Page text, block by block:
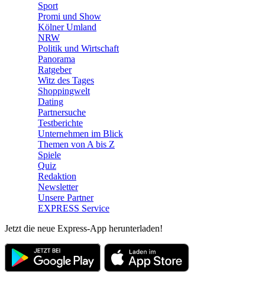
Sport
Promi und Show
Kölner Umland
NRW
Politik und Wirtschaft
Panorama
Ratgeber
Witz des Tages
Shoppingwelt
Dating
Partnersuche
Testberichte
Unternehmen im Blick
Themen von A bis Z
Spiele
Quiz
Redaktion
Newsletter
Unsere Partner
EXPRESS Service
Jetzt die neue Express-App herunterladen!